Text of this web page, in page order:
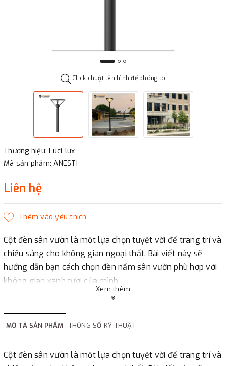
Click chuột lên hình để phóng to
Thương hiệu: Luci-lux
Mã sản phẩm: ANESTI
Liên hệ
Cột đèn sân vườn là một lựa chọn tuyệt vời để trang trí và
chiếu sáng cho không gian ngoại thất. Bài viết này sẽ
hướng dẫn bạn cách chọn đèn nấm sân vườn phù hợp với
không gian xanh tươi của mình.
Hãy liên hệ ngay cho chúng tôi để chúng tôi có thể phục
vụ bạn ! CÔNG TY TNHH LUCI - LUX VIỆT NAM Chuyên Sản
xuất - Cung cấp- thi công Đèn led trang trí chiếu sáng
cảnh quan
Xem thêm
MÔ TẢ SẢN PHẨM THÔNG SỐ KỸ THUẬT
Cột đèn sân vườn là một lựa chọn tuyệt vời để trang trí và